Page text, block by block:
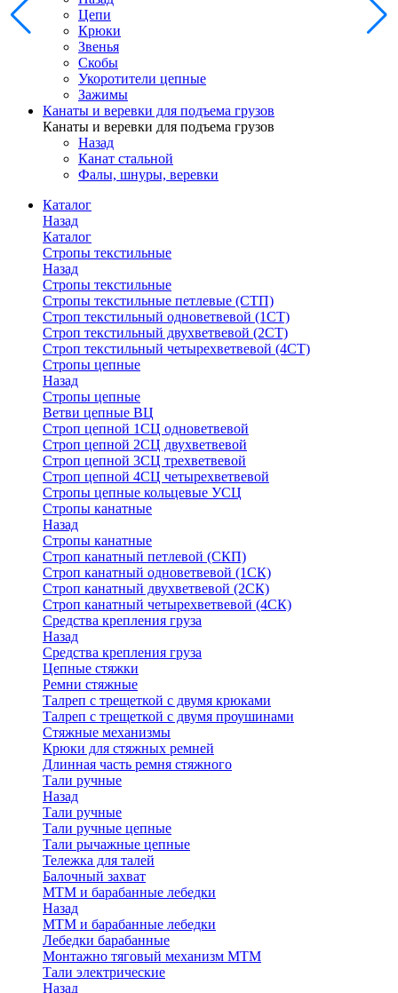
Цепи
Крюки
Звенья
Скобы
Укоротители цепные
Зажимы
Канаты и веревки для подъема грузов
Канаты и веревки для подъема грузов
Назад
Канат стальной
Фалы, шнуры, веревки
Каталог
Назад
Каталог
Стропы текстильные
Назад
Стропы текстильные
Стропы текстильные петлевые (СТП)
Строп текстильный одноветвевой (1СТ)
Строп текстильный двухветвевой (2СТ)
Строп текстильный четырехветвевой (4СТ)
Стропы цепные
Назад
Стропы цепные
Ветви цепные ВЦ
Строп цепной 1СЦ одноветвевой
Строп цепной 2СЦ двухветвевой
Строп цепной 3СЦ трехветвевой
Строп цепной 4СЦ четырехветвевой
Стропы цепные кольцевые УСЦ
Стропы канатные
Назад
Стропы канатные
Строп канатный петлевой (СКП)
Строп канатный одноветвевой (1СК)
Строп канатный двухветвевой (2СК)
Строп канатный четырехветвевой (4СК)
Средства крепления груза
Назад
Средства крепления груза
Цепные стяжки
Ремни стяжные
Талреп с трещеткой с двумя крюками
Талреп с трещеткой с двумя проушинами
Стяжные механизмы
Крюки для стяжных ремней
Длинная часть ремня стяжного
Тали ручные
Назад
Тали ручные
Тали ручные цепные
Тали рычажные цепные
Тележка для талей
Балочный захват
МТМ и барабанные лебедки
Назад
МТМ и барабанные лебедки
Лебедки барабанные
Монтажно тяговый механизм МТМ
Тали электрические
Назад